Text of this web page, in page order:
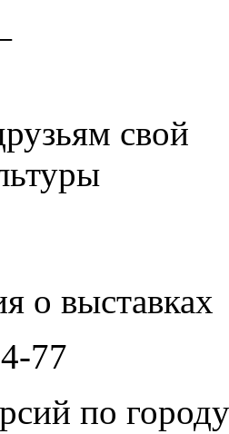
свой
о выставках
77
по городу